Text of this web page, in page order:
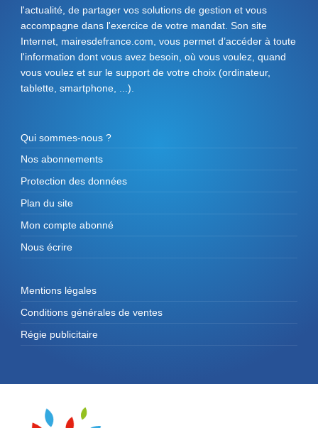
l'actualité, de partager vos solutions de gestion et vous
accompagne dans l'exercice de votre mandat. Son site
Internet, mairesdefrance.com, vous permet d’accéder à toute
l'information dont vous avez besoin, où vous voulez, quand
vous voulez et sur le support de votre choix (ordinateur,
tablette, smartphone, ...).
Qui sommes-nous ?
Nos abonnements
Protection des données
Plan du site
Mon compte abonné
Nous écrire
Mentions légales
Conditions générales de ventes
Régie publicitaire